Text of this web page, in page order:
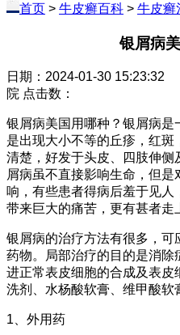
首页 > 牛皮癣百科 > 牛皮癣
银屑病
日期：2024-01-30 15:23:32
院 点击数：
银屑病美国用哪种？银屑病
是出现大小不等的丘疹，红
清楚，好发于头皮、四肢伸侧
屑病虽不直接影响生命，但
响，有些患者得病后羞于见
带来巨大的痛苦，更有甚者走
银屑病的治疗方法有很多，可
药物。局部治疗的目的是消除
进正常表皮细胞的合成及表
洗剂、水杨酸软膏、维甲酸软
1、外用药